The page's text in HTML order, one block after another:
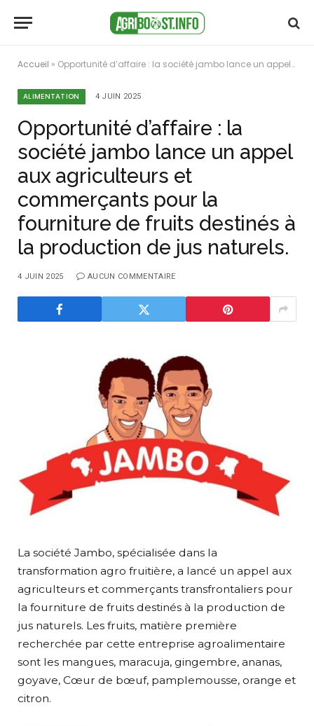
Accueil » Opportunité d’affaire : la société jambo lance un appel aux agriculteurs et commerçants pour la fourniture de fruits destinés à la production de jus naturels.
ALIMENTATION 4 JUIN 2025
Opportunité d’affaire : la
société jambo lance un appel
aux agriculteurs et
commerçants pour la
fourniture de fruits destinés à
la production de jus naturels.
4 JUIN 2025 AUCUN COMMENTAIRE
La société Jambo, spécialisée dans la
transformation agro fruitière, a lancé un appel aux
agriculteurs et commerçants transfrontaliers pour
la fourniture de fruits destinés à la production de
jus naturels. Les fruits, matière première
recherchée par cette entreprise agroalimentaire
sont les mangues, maracuja, gingembre, ananas,
goyave, Cœur de bœuf, pamplemousse, orange et
citron.